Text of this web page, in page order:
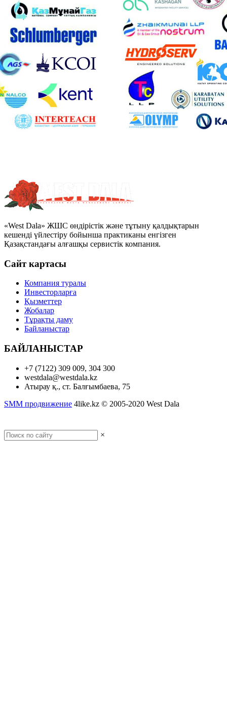
«West Dala» ЖШС өндірістік және тұтыну қалдықтарын
кешенді үйлестіру бойынша практиканы енгізген
Қазақстандағы алғашқы сервистік компания.
Сайт картасы
Компания туралы
Инвесторларға
Қызметтер
Жобалар
Тұрақты даму
Байланыстар
БАЙЛАНЫСТАР
+7 (7122) 309 009, 304 300
westdala@westdala.kz
Атырау қ., ст. Балғымбаева, 75
SMM продвижение 4like.kz © 2005-2020 West Dala
×